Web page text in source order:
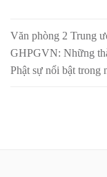
Văn phòng 2 Trung
GHPGVN: Những
Phật sự nổi bật trong